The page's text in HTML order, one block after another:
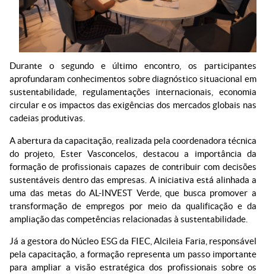
Durante o segundo e último encontro, os participantes
aprofundaram conhecimentos sobre diagnóstico situacional em
sustentabilidade, regulamentações internacionais, economia
circular e os impactos das exigências dos mercados globais nas
cadeias produtivas.
A abertura da capacitação, realizada pela coordenadora técnica
do projeto, Ester Vasconcelos, destacou a importância da
formação de profissionais capazes de contribuir com decisões
sustentáveis dentro das empresas. A iniciativa está alinhada a
uma das metas do AL-INVEST Verde, que busca promover a
transformação de empregos por meio da qualificação e da
ampliação das competências relacionadas à sustentabilidade.
Já a gestora do Núcleo ESG da FIEC, Alcileia Faria, responsável
pela capacitação, a formação representa um passo importante
para ampliar a visão estratégica dos profissionais sobre os